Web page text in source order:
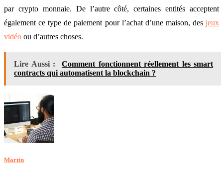
par crypto monnaie. De l’autre côté, certaines entités acceptent
également ce type de paiement pour l’achat d’une maison, des jeux
vidéo ou d’autres choses.
Lire Aussi :
Comment fonctionnent réellement les smart
contracts qui automatisent la blockchain ?
Martin